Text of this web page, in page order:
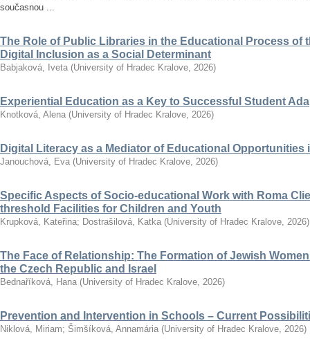
současnou ...
The Role of Public Libraries in the Educational Process of
Digital Inclusion as a Social Determinant
Babjaková, Iveta (University of Hradec Kralove, 2026)
Experiential Education as a Key to Successful Student
Knotková, Alena (University of Hradec Kralove, 2026)
Digital Literacy as a Mediator of Educational Opportunities
Janouchová, Eva (University of Hradec Kralove, 2026)
Specific Aspects of Socio-educational Work with Roma
threshold Facilities for Children and Youth
Krupková, Kateřina; Dostrašilová, Katka (University of Hradec Kralove, 2026)
The Face of Relationship: The Formation of Jewish
the Czech Republic and Israel
Bednaříková, Hana (University of Hradec Kralove, 2026)
Prevention and Intervention in Schools – Current
Niklová, Miriam; Šimšíková, Annamária (University of Hradec Kralove, 2026)